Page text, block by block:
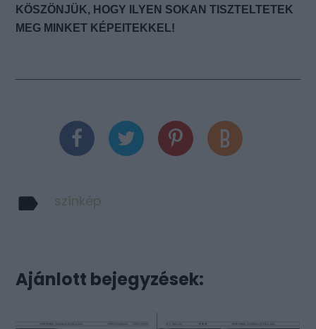
KÖSZÖNJÜK, HOGY ILYEN SOKAN TISZTELTETEK
MEG MINKET KÉPEITEKKEL!
színkép
Ajánlott bejegyzések: